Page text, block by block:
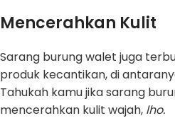
Mencerahkan Kulit
Sarang burung walet juga
produk kecantikan, di
Tahukah kamu jika sarang
mencerahkan kulit wajah, lho.